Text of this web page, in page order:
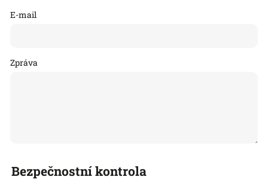
E-mail
Zpráva
Bezpečnostní kontrola